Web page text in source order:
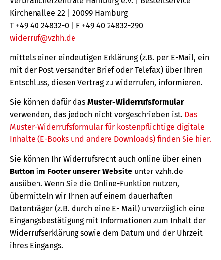
Kirchenallee 22 | 20099 Hamburg
T +49 40 24832-0 | F +49 40 24832-290
widerruf@vzhh.de
mittels einer eindeutigen Erklärung (z.B. per E-Mail, ein
mit der Post versandter Brief oder Telefax) über Ihren
Entschluss, diesen Vertrag zu widerrufen, informieren.
Sie können dafür das Muster-Widerrufsformular
verwenden, das jedoch nicht vorgeschrieben ist. Das
Muster-Widerrufsformular für kostenpflichtige digitale
Inhalte (E-Books und andere Downloads) finden Sie hier.
Sie können Ihr Widerrufsrecht auch online über einen
Button im Footer unserer Website unter vzhh.de
ausüben. Wenn Sie die Online-Funktion nutzen,
übermitteln wir Ihnen auf einem dauerhaften
Datenträger (z.B. durch eine E- Mail) unverzüglich eine
Eingangsbestätigung mit Informationen zum Inhalt der
Widerrufserklärung sowie dem Datum und der Uhrzeit
ihres Eingangs.